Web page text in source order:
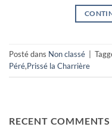
Posté dans Non classé
Péré,Prissé la Charrière
RECENT COMMENTS